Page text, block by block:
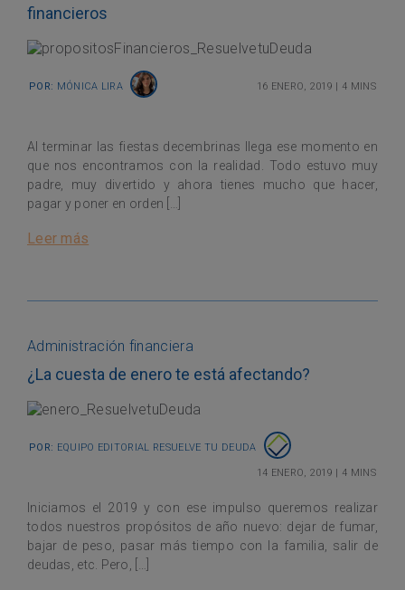
financieros
Por: Mónica Lira 16 enero, 2019 | 4 mins
Al terminar las fiestas decembrinas llega ese momento en
que nos encontramos con la realidad. Todo estuvo muy
padre, muy divertido y ahora tienes mucho que hacer,
pagar y poner en orden […]
Leer más
Administración financiera
¿La cuesta de enero te está afectando?
Por: Equipo Editorial Resuelve tu Deuda
14 enero, 2019 | 4 mins
Iniciamos el 2019 y con ese impulso queremos realizar
todos nuestros propósitos de año nuevo: dejar de fumar,
bajar de peso, pasar más tiempo con la familia, salir de
deudas, etc. Pero, […]